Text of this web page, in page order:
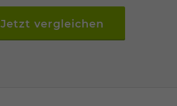
Jetzt vergleichen